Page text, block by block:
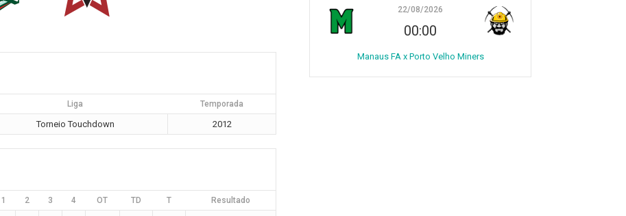
Liga Temporada
Torneio Touchdown 2012
1 2 3 4 OT TD T Resultado
22/08/2026
00:00
Manaus FA x Porto Velho Miners